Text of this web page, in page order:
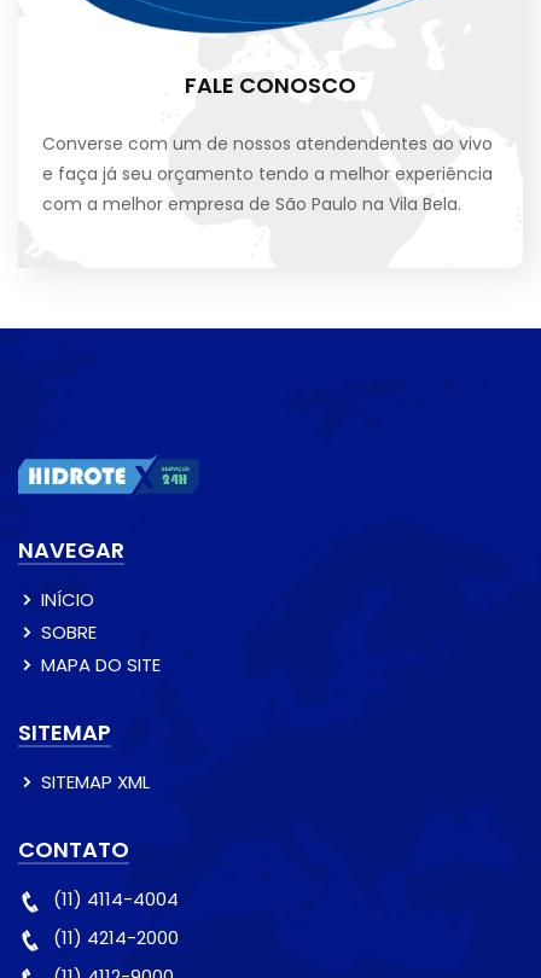
FALE CONOSCO
Converse com um de nossos atendendentes ao vivo
e faça já seu orçamento tendo a melhor experiência
com a melhor empresa de São Paulo na Vila Bela.
NAVEGAR
INÍCIO
SOBRE
MAPA DO SITE
SITEMAP
SITEMAP XML
CONTATO
(11) 4114-4004
(11) 4214-2000